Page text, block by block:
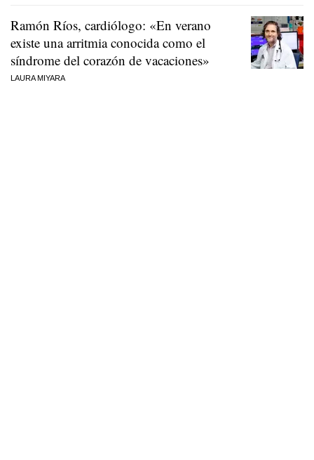
Ramón Ríos, cardiólogo: «En verano
existe una arritmia conocida como el
síndrome del corazón de vacaciones»
LAURA MIYARA